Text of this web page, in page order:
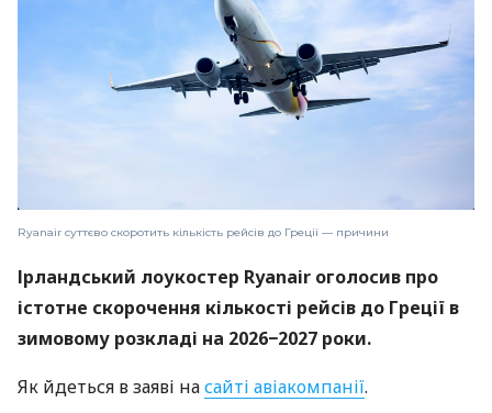
Ryanair суттєво скоротить кількість рейсів до Греції — причини
Ірландський лоукостер Ryanair оголосив про
істотне скорочення кількості рейсів до Греції в
зимовому розкладі на 2026−2027 роки.
Як йдеться в заяві насайті авіакомпанії.